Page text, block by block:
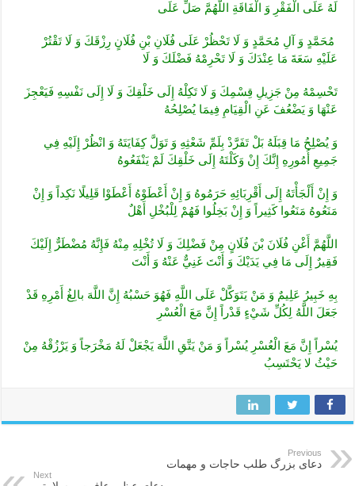
لَهُ عَلَى الْفَقْرِ وَ الْفَاقَةِ اللَّهُمَّ صَلِّ عَلَى
مُحَمَّدٍ وَ آلِ مُحَمَّدٍ وَ لَا تَحْظُرْ عَلَى فُلَانِ بْنِ فُلَانٍ رِزْقَكَ وَ لَا تَقْتُرْ
عَلَيْهِ سَعَةَ مَا عِنْدَكَ وَ لَا تَحْرِمْهُ فَضْلَكَ وَ لَا
تَحْسِمْهُ مِنْ جَزِيلِ قِسْمِكَ وَ لَا تَكِلْهُ إِلَى خَلْقِكَ وَ لَا إِلَى نَفْسِهِ فَيَعْجِزَ
عَنْهَا وَ يَضْعُفَ عَنِ الْقِيَامِ فِيمَا يُصْلِحُهُ
وَ يُصْلِحُ مَا قِبَلَهُ بَلْ تَفَرَّدْ بِلَمِّ شَعْثِهِ وَ تَوَلَّ كِفَايَتَهُ وَ انْظُرْ إِلَيْهِ فِي
جَمِيعِ أُمُورِهِ إِنَّكَ إِنْ وَكَلْتَهُ إِلَى خَلْقِكَ لَمْ يَنْفَعُوهُ
وَ إِنْ أَلْجَأْتَهُ إِلَى أَقْرِبَائِهِ حَرَمُوهُ وَ إِنْ أَعْطَوْهُ أَعْطَوْا قَلِيلًا نَكِداً وَ إِنْ
مَنَعُوهُ مَنَعُوا كَثِيراً وَ إِنْ بَخِلُوا فَهُمْ لِلْبُخْلِ أَهْلٌ
اللَّهُمَّ أَغْنِ فُلَانَ بْنَ فُلَانٍ مِنْ فَضْلِكَ وَ لَا تُخْلِهِ مِنْهُ فَإِنَّهُ مُضْطَرٌّ إِلَيْكَ
فَقِيرٌ إِلَى مَا فِي يَدَيْكَ وَ أَنْتَ غَنِيٌّ عَنْهُ وَ أَنْتَ
بِهِ خَبِيرُ عَلِيمٌ‏ وَ مَنْ يَتَوَكَّلْ عَلَى اللَّهِ فَهُوَ حَسْبُهُ إِنَّ اللَّهَ بالِغُ أَمْرِهِ قَدْ
جَعَلَ اللَّهُ لِكُلِّ شَيْ‏ءٍ قَدْراً إِنَّ مَعَ الْعُسْرِ
يُسْراً إِنَّ مَعَ الْعُسْرِ يُسْراً وَ مَنْ يَتَّقِ اللَّهَ يَجْعَلْ لَهُ مَخْرَجاً وَ يَرْزُقْهُ مِنْ
حَيْثُ لا يَحْتَسِبُ‏
Previous
دعای بزرگ طلب حاجات و مهمات
Next